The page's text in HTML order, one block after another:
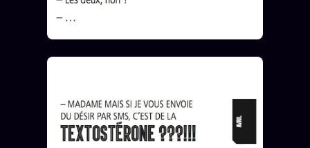
Archives SMK
SMK Manifeste
Infofiction
Prophétie confirmée